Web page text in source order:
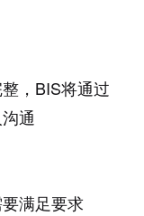
，BIS将通过
通
满足要求